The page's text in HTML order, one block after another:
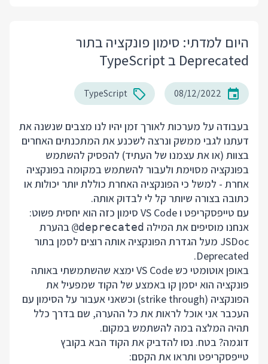
היום למדתי: סימון פונקציה בתור
Deprecated ב TypeScript
08/12/2022
TypeScript
בעבודה על מערכות לאורך זמן יהיו לנו מצבים שנשנה את
דעתנו לגבי ממשק ונרצה לשכנע את המתכנתים האחרים
בצוות (או את עצמנו של העתיד) להפסיק להשתמש
בפונקציה מסוימת ולעבור להשתמש במקומה בפונקציה
אחרת - למשל כי הפונקציה האחרת כוללת יותר יכולות או
כתובה בצורה שיותר קל לי לבדוק אותה.
עם טייפסקריפט ו VS Code סימון כזה הוא יחסית פשוט:
אנחנו מוסיפים את המילה @deprecated בהערת
JSDoc מעל הגדרת הפונקציה אותה רוצים לסמן בתור
Deprecated.
באופן אוטומטי כש VS Code ימצא שהשתמשתי באותה
פונקציה הוא יסמן קו באמצע של הקוד שמפעיל את
הפונקציה (strike through) וכשאני אעבור על הסימון עם
העכבר אני אוכל לראות את כל ההערה, שם בדרך כלל
תהיה המלצה במה להשתמש במקום.
דוגמה? בטח. נסו להדביק את הקוד הבא בקובץ
טייפסקריפט ותראו את הקסם: